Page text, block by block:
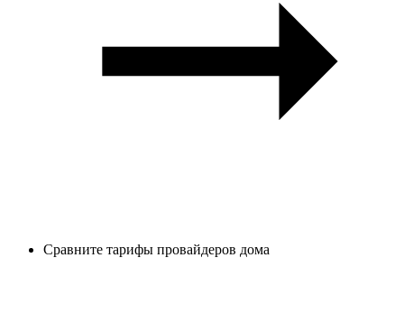
Сравните тарифы провайдеров дома